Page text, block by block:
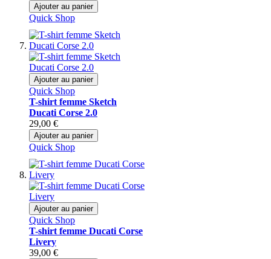
Ajouter au panier
Quick Shop
Ajouter au panier
Quick Shop
T-shirt femme Sketch
Ducati Corse 2.0
29,00 €
Ajouter au panier
Quick Shop
Ajouter au panier
Quick Shop
T-shirt femme Ducati Corse
Livery
39,00 €